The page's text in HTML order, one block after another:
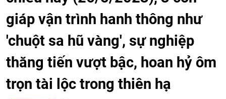
giáp vận trình hanh thông như
'chuột sa hũ vàng', sự nghiệp
thăng tiến vượt bậc, hoan hỷ ôm
trọn tài lộc trong thiên hạ